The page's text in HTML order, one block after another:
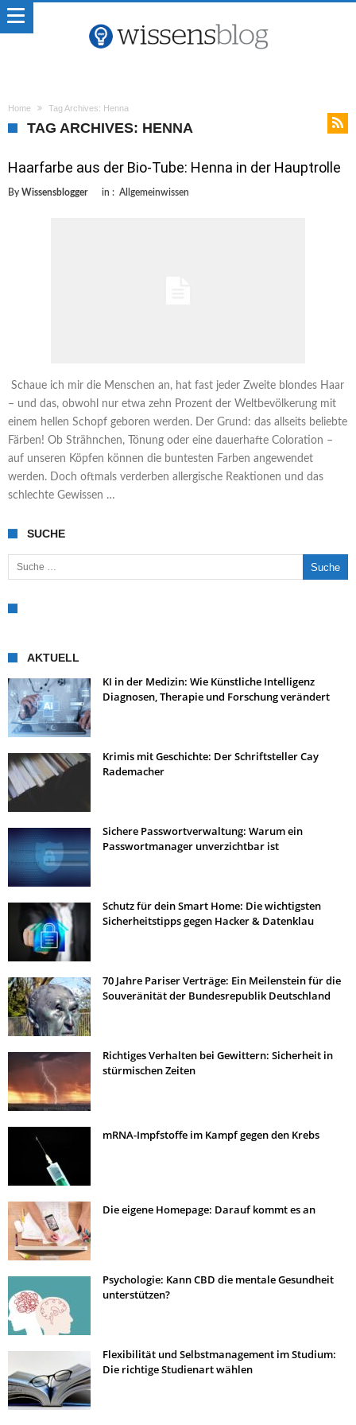
Home Tag Archives: Henna
TAG ARCHIVES: HENNA
Haarfarbe aus der Bio-Tube: Henna in der Hauptrolle
By Wissensblogger in : Allgemeinwissen
Schaue ich mir die Menschen an, hat fast jeder Zweite blondes Haar
– und das, obwohl nur etwa zehn Prozent der Weltbevölkerung mit
einem hellen Schopf geboren werden. Der Grund: das allseits beliebte
Färben! Ob Strähnchen, Tönung oder eine dauerhafte Coloration –
auf unseren Köpfen können die buntesten Farben angewendet
werden. Doch oftmals verderben allergische Reaktionen und das
schlechte Gewissen …
SUCHE
Suche nach:
AKTUELL
KI in der Medizin: Wie Künstliche Intelligenz
Diagnosen, Therapie und Forschung verändert
Krimis mit Geschichte: Der Schriftsteller Cay
Rademacher
Sichere Passwortverwaltung: Warum ein
Passwortmanager unverzichtbar ist
Schutz für dein Smart Home: Die wichtigsten
Sicherheitstipps gegen Hacker & Datenklau
70 Jahre Pariser Verträge: Ein Meilenstein für die
Souveränität der Bundesrepublik Deutschland
Richtiges Verhalten bei Gewittern: Sicherheit in
stürmischen Zeiten
mRNA-Impfstoffe im Kampf gegen den Krebs
Die eigene Homepage: Darauf kommt es an
Psychologie: Kann CBD die mentale Gesundheit
unterstützen?
Flexibilität und Selbstmanagement im Studium:
Die richtige Studienart wählen